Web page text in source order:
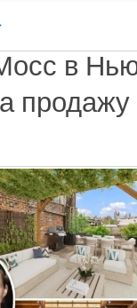
в
продажу